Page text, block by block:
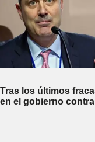
Tras los últimos
en el gobierno